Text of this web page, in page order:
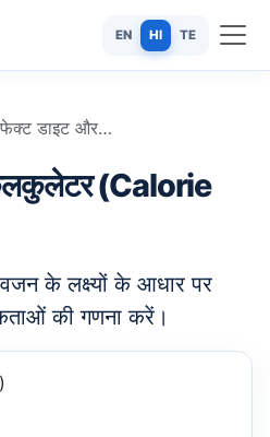
EN HI TE
प्लान आज ही बनाएं
(Calorie
के लक्ष्यों के आधार पर
की गणना करें।